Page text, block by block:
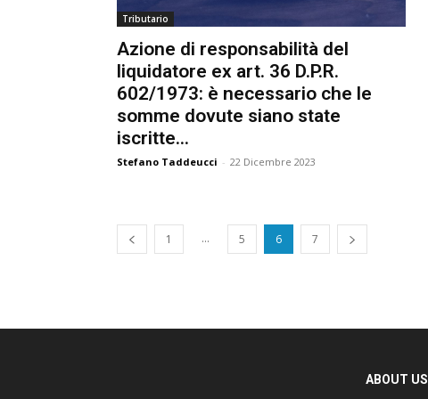
Tributario
Azione di responsabilità del
liquidatore ex art. 36 D.P.R.
602/1973: è necessario che le
somme dovute siano state
iscritte...
Stefano Taddeucci - 22 Dicembre 2023
1 ... 5 6 7
ABOUT US